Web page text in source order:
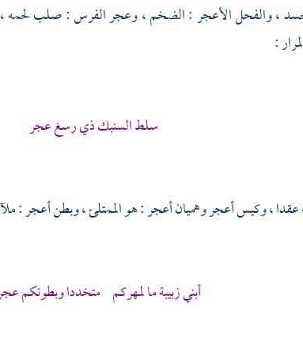
، والفحل الأعجر : الضخم ، وعجر الفرس : صلب
:
سلط السنبك ذي رسغ عجر
، وكيس أعجر وهميان أعجر : هو الممتلئ ، وبطن أعجر :
أبني زبيبةما لمهركم متخددا وبطونكم